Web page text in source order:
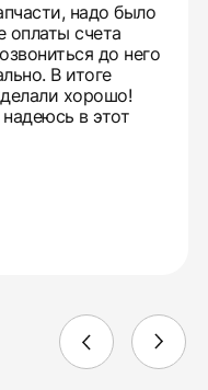
надо было
оплаты счета
до него
В итоге
хорошо!
в этот